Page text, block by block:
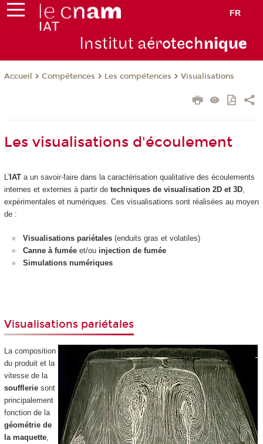
FR
Institut aérotechnique
Accueil Compétences Les compétences Visualisations
Les visualisations d'écoulement
L'IATa un savoir-faire dans la caractérisation qualitative des écoulements
internes et externes à partir de techniques de visualisation 2D et 3D,
expérimentales et numériques. Ces visualisations sont réalisées au moyen
de :
Visualisations pariétales (enduits gras et volatiles)
Canne à fumée et/ou injection de fumée
Simulations numériques
Visualisations pariétales
La composition
du produit et la
vitesse de la
souffleriesont
principalement
fonction de la
géométrie de
la maquette,